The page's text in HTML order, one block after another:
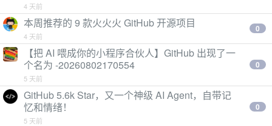
4 天前
本周推荐的 9 款火火火 GitHub 开源项目
4 天前
0
【把 AI 喂成你的小程序合伙人】GitHub 出现了一
个名为 -20260802170554
5 天前
0
GitHub 5.6k Star，又一个神级 AI Agent，自带记
忆和情绪！
5 天前
0